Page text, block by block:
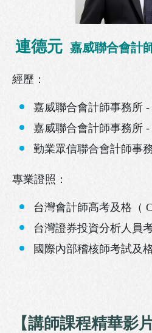
連德元 嘉威聯合會計
經歷：
嘉威聯合會計師事務所
嘉威聯合會計師事務所 -
勤業眾信聯合會計師事
專業證照：
台灣會計師高考及格（
台灣證券投資分析人員
國際內部稽核師考試及
【講師課程精華影片